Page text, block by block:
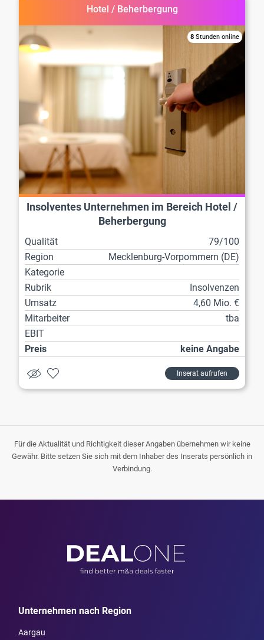
Hotel / Beherbergung
8 Stunden online
Insolventes Unternehmen im Bereich Hotel /
Beherbergung
Qualität
79/100
Region
Mecklenburg-Vorpommern (DE)
Kategorie
Rubrik
Insolvenzen
Umsatz
4,60 Mio. €
Mitarbeiter
tba
EBIT
Preis
keine Angabe
Inserat aufrufen
Für die Aktualität und Richtigkeit dieser Angaben übernehmen wir keine
Gewähr. Bitte setzen Sie sich mit dem Inhaber des Inserats persönlich in
Verbindung.
Unternehmen nach Region
Aargau